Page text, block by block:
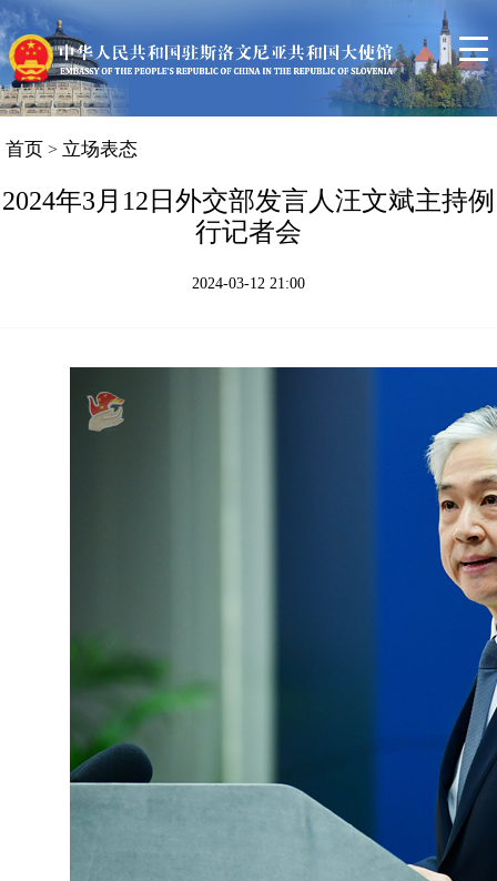
使馆信息
斯洛文尼亚概况
联系我们
首页 > 立场表态
2024年3月12日外交部发言人汪文斌主持例
行记者会
2024-03-12 21:00